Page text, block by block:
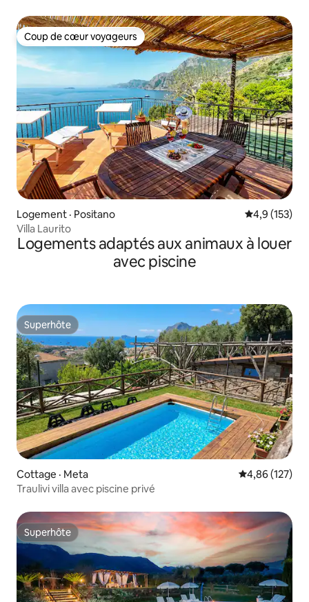
Coup de cœur voyageurs
Coup de cœur voyageurs
Logement · Positano Note
4,9 (153)
Villa Laurito
Logements adaptés aux animaux à louer
avec piscine
Superhôte
Superhôte
Cottage · Meta Note
4,86 (127)
Traulivi villa avec piscine privé
Superhôte
Superhôte